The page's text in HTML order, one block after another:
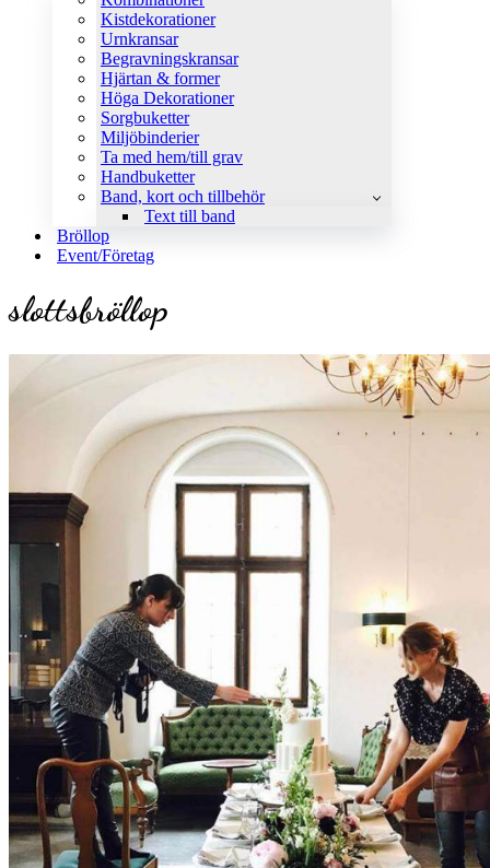
Kistdekorationer
Urnkransar
Begravningskransar
Hjärtan & former
Höga Dekorationer
Sorgbuketter
Miljöbinderier
Ta med hem/till grav
Handbuketter
Band, kort och tillbehör
Text till band
Bröllop
Event/Företag
slottsbröllop